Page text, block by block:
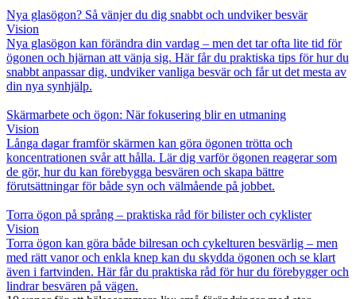
Nya glasögon? Så vänjer du dig snabbt och undviker besvär
Vision
Nya glasögon kan förändra din vardag – men det tar ofta lite tid för
ögonen och hjärnan att vänja sig. Här får du praktiska tips för hur du
snabbt anpassar dig, undviker vanliga besvär och får ut det mesta av
din nya synhjälp.
Skärmarbete och ögon: När fokusering blir en utmaning
Vision
Långa dagar framför skärmen kan göra ögonen trötta och
koncentrationen svår att hålla. Lär dig varför ögonen reagerar som
de gör, hur du kan förebygga besvären och skapa bättre
förutsättningar för både syn och välmående på jobbet.
Torra ögon på språng – praktiska råd för bilister och cyklister
Vision
Torra ögon kan göra både bilresan och cykelturen besvärlig – men
med rätt vanor och enkla knep kan du skydda ögonen och se klart
även i fartvinden. Här får du praktiska råd för hur du förebygger och
lindrar besvären på vägen.